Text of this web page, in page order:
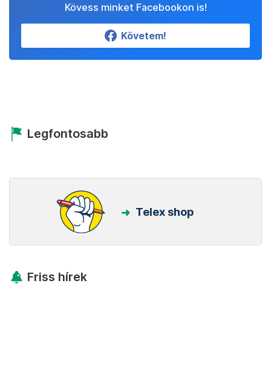
Kövess minket Facebookon is!
Követem!
Legfontosabb
Telex shop
Friss hírek